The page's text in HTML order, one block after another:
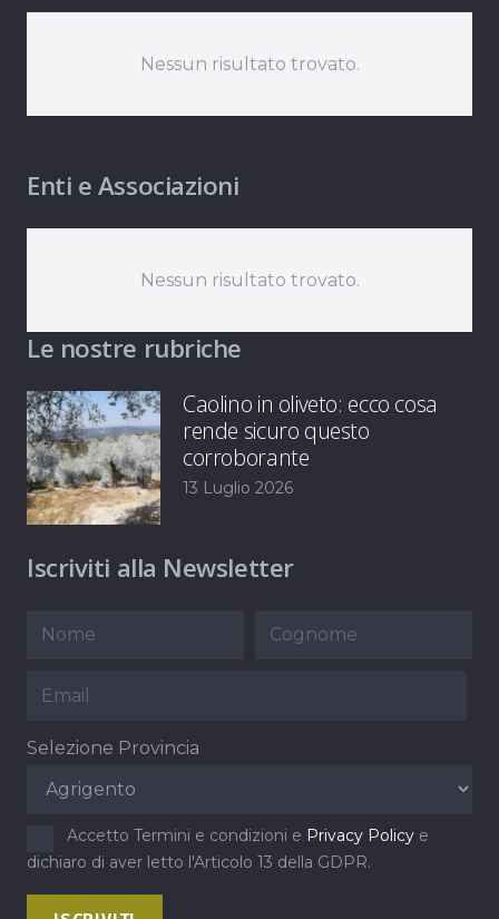
Nessun risultato trovato.
Enti e Associazioni
Nessun risultato trovato.
Le nostre rubriche
Caolino in oliveto: ecco cosa
rende sicuro questo
corroborante
13 Luglio 2026
Iscriviti alla Newsletter
Selezione Provincia
Accetto Termini e condizioni e Privacy Policy e
dichiaro di aver letto l'Articolo 13 della GDPR.